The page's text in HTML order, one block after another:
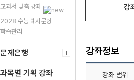
교과서 맞춤 강좌
2028 수능 예시문항
학습관리
문제은행
과목별 기획 강좌
강
강좌정보
강좌 범위